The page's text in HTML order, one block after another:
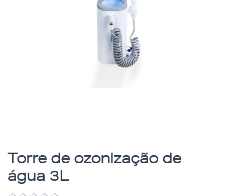
Torre de ozonização de
água 3L